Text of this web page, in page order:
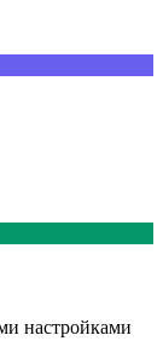
настройками